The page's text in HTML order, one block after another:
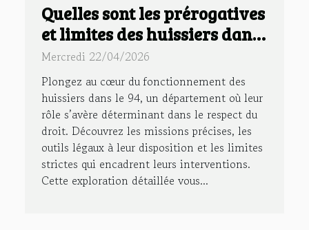
Quelles sont les prérogatives
et limites des huissiers dans
le 94 ?
Mercredi 22/04/2026
Plongez au cœur du fonctionnement des
huissiers dans le 94, un département où leur
rôle s’avère déterminant dans le respect du
droit. Découvrez les missions précises, les
outils légaux à leur disposition et les limites
strictes qui encadrent leurs interventions.
Cette exploration détaillée vous...